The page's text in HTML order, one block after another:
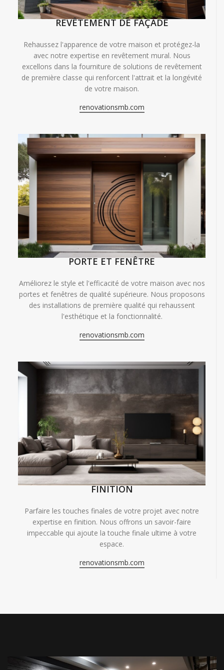
REVÊTEMENT DE FAÇADE
Rehaussez l'apparence de votre maison et protégez-la
avec notre expertise en revêtement mural. Nous
excellons dans la fourniture de solutions de revêtement
de première classe qui renforcent l'attrait et la longévité
de votre maison.
renovationsmb.com
PORTE ET FENÊTRE
Améliorez le style et l'efficacité de votre maison avec nos
portes et fenêtres de qualité supérieure. Nous proposons
des installations de première qualité qui rehaussent
l'esthétique et la fonctionnalité.
renovationsmb.com
FINITION
Parfaire les touches finales de votre projet avec notre
expertise en finition. Nous offrons un savoir-faire
impeccable qui ajoute la touche finale ultime à votre
espace.
renovationsmb.com